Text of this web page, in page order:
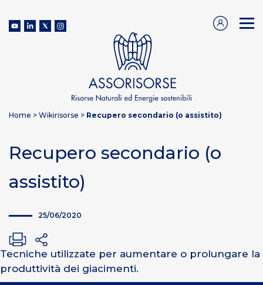
Home > Wikirisorse > Recupero secondario (o assistito)
Recupero secondario (o
assistito)
25/06/2020
Tecniche utilizzate per aumentare o prolungare la
produttività dei giacimenti.